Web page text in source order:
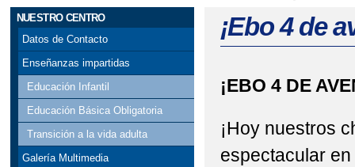
NUESTRO CENTRO
Datos de Contacto
Enseñanzas impartidas
Educación Infantil
Educación Básica Obligatoria
Transición a la vida adulta
Galería Multimedia
¡Ebo 4 de
¡EBO 4 DE
¡Hoy nuestros
espectacular